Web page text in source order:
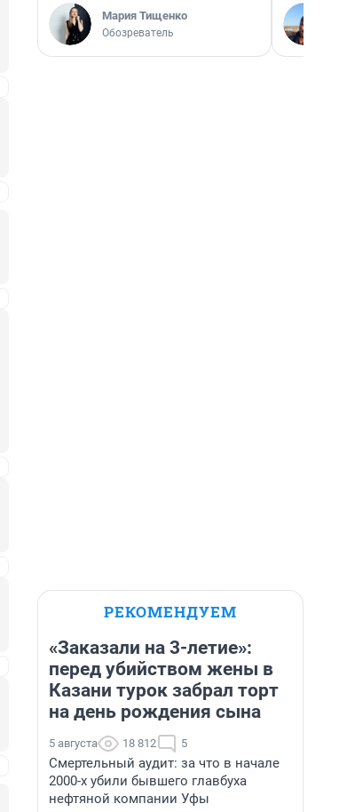
Мария Тищенко
Обозреватель
РЕКОМЕНДУЕМ
«Заказали на 3-летие»:
перед убийством жены в
Казани турок забрал торт
на день рождения сына
5 августа 18 812 5
Смертельный аудит: за что в начале
2000-х убили бывшего главбуха
нефтяной компании Уфы